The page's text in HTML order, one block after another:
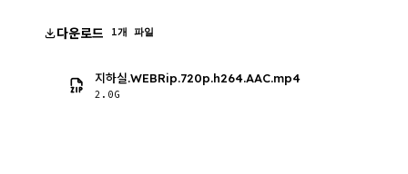
다운로드 1개 파일
지하실.WEBRip.720p.h264.AAC.mp4
2.0G